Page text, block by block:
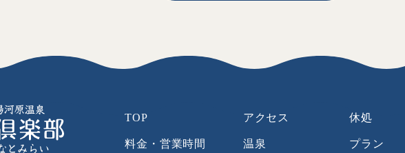
TOP
料金・営業時間
アクセス
温泉
休処
プラン